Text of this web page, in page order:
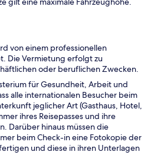
von einem professionellen
Die Vermietung erfolgt zu
oder beruflichen Zwecken.
für Gesundheit, Arbeit und
alle internationalen Besucher beim
jeglicher Art (Gasthaus, Hotel,
ihres Reisepasses und ihre
Darüber hinaus müssen die
beim Check-in eine Fotokopie der
und diese in ihren Unterlagen